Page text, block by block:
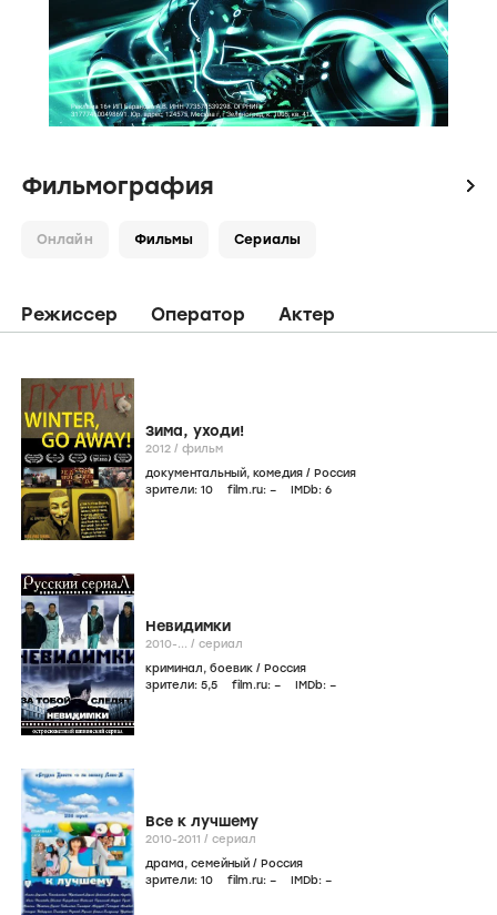
Фильмография icon
Онлайн Фильмы Сериалы
Режиссер Оператор Актер
Зима, уходи!
2012 / фильм
документальный, комедия / Россия
зрители: 10 film.ru: – IMDb: 6
Невидимки
2010-... / сериал
криминал, боевик / Россия
зрители: 5,5 film.ru: – IMDb: –
Все к лучшему
2010-2011 / сериал
драма, семейный / Россия
зрители: 10 film.ru: – IMDb: –